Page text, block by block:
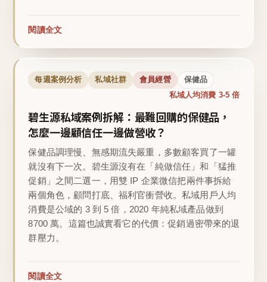
閱讀全文
每週案例分析 私域社群 會員經營 保健品
私域人均消費 3-5 倍
碧生源私域案例拆解：最難回購的保健品，
怎麼一邊顧信任一邊做營收？
保健品調理慢、無感期流失嚴重，多數顧客買了一罐
就沒有下一次。碧生源沒有在「純做信任」和「猛推
促銷」之間二選一，用雙 IP 企業微信把兩件事拆給
兩個角色，顧問打底、福利官衝營收。私域用戶人均
消費是公域的 3 到 5 倍，2020 年純私域產品做到
8700 萬。這篇也誠實看它的代價：促銷過密帶來的退
群壓力。
閱讀全文